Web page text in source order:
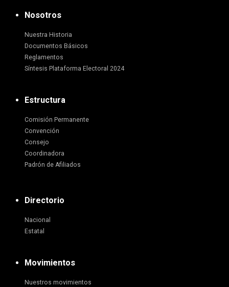
Nosotros
Nuestra Historia
Documentos Básicos
Reglamentos
Síntesis Plataforma Electoral 2024
Estructura
Comisión Permanente
Convención
Consejo
Coordinadora
Padrón de Afiliados
Directorio
Nacional
Estatal
Movimientos
Nuestros movimientos